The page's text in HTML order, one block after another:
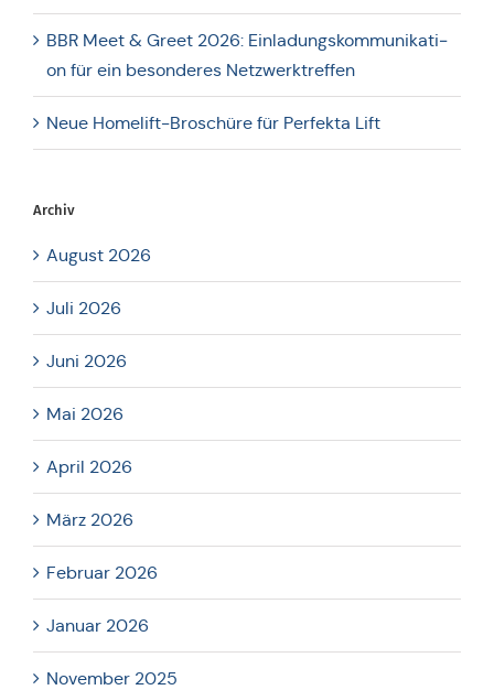
BBR Meet & Greet 2026: Ein­la­dungs­kom­mu­ni­ka­ti­
on für ein beson­de­res Netzwerktreffen
Neue Home­lift-Bro­schü­re für Per­fekta Lift
Archiv
August 2026
Juli 2026
Juni 2026
Mai 2026
April 2026
März 2026
Februar 2026
Januar 2026
November 2025